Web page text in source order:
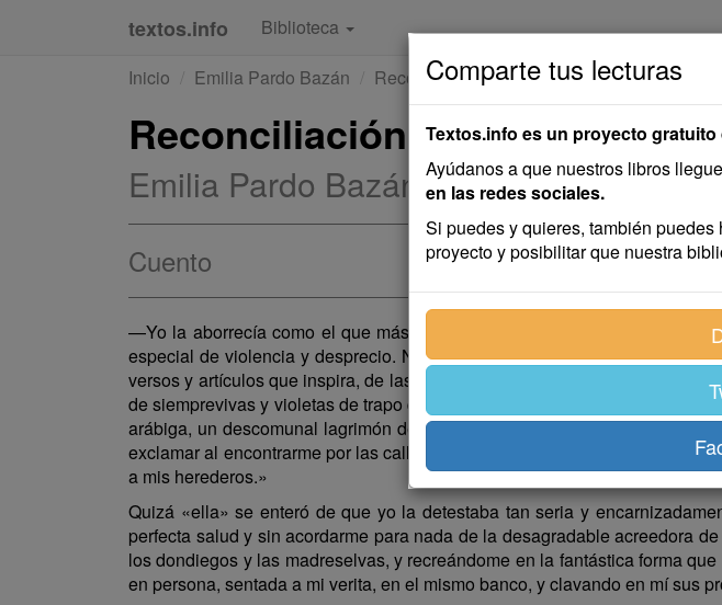
textos.info Biblioteca
Inicio
Emilia Pardo Bazán Reconciliación
Reconciliación
Emilia Pardo Bazán
Cuento
—Yo la aborrecía como el que más —dijo el semifilósofo—, ¡y cuidado
especial de violencia y desprecio. No sólo me parecía horrible, sino
versos y artículos que inspira, de las industrias que sostiene, de las
de siemprevivas y violetas de trapo que parecen roscones; de los
arábiga, un descomunal lagrimón de vidrio... Groseras representaciones
exclamar al encontrarme por las calles un entierro: «Ahí va la última
a mis herederos.»
Quizá «ella» se enteró de que yo la detestaba tan seria y
perfecta salud y sin acordarme para nada de la desagradable acreedora
los dondiegos y las madreselvas, y recreándome en la fantástica forma
en persona, sentada a mi verita, en el mismo banco, y clavando en mí sus
Comparte tus lecturas
Textos.info es un proyecto
Ayúdanos a que nuestros libros
en las redes sociales.
Si puedes y quieres, también
proyecto y posibilitar que nuestra